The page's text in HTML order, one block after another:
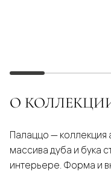
О
Палаццо — коллекция
массива дуба и бука
интерьере. Форма и